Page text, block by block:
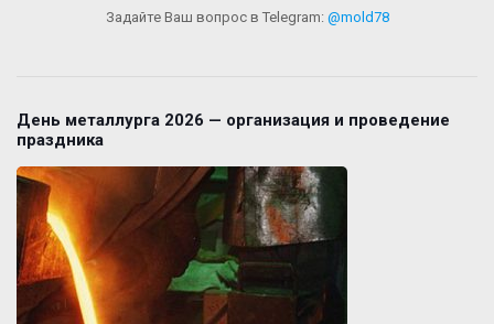
Задайте Ваш вопрос в Telegram: @mold78
День металлурга 2026 — организация и проведение
праздника